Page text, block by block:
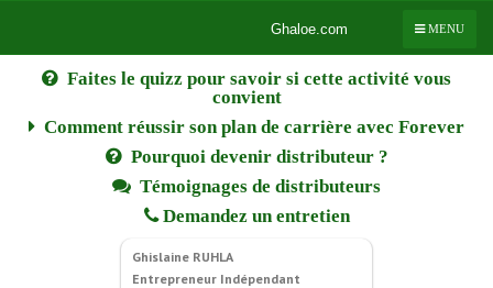
Ghaloe.com
Faites le quizz pour savoir si cette activité vous
convient
Comment réussir son plan de carrière avec Forever
Pourquoi devenir distributeur ?
Témoignages de distributeurs
Demandez un entretien
Ghislaine RUHLA
Entrepreneur Indépendant
MENU
Ghaloe.com